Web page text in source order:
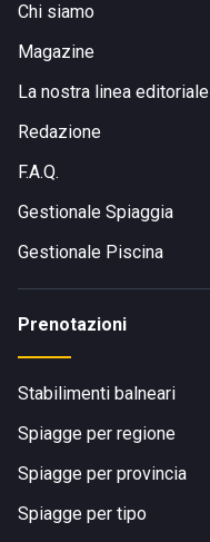
Chi siamo
Magazine
La nostra linea editoriale
Redazione
F.A.Q.
Gestionale Spiaggia
Gestionale Piscina
Prenotazioni
Stabilimenti balneari
Spiagge per regione
Spiagge per provincia
Spiagge per tipo